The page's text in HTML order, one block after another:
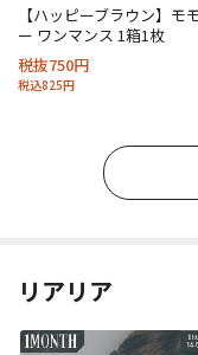
【ハッピーブラウン】モ
ー ワンマンス 1箱1枚
税抜750円
税込825円
リアリア